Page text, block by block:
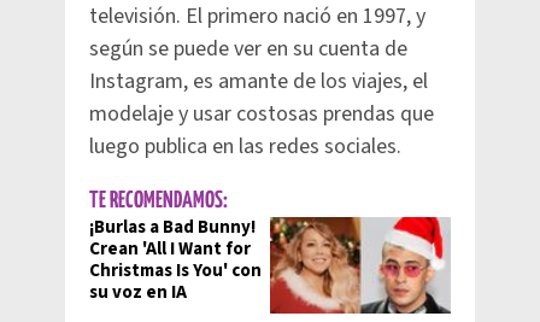
televisión. El primero nació en 1997, y
según se puede ver en su cuenta de
Instagram, es amante de los viajes, el
modelaje y usar costosas prendas que
luego publica en las redes sociales.
TE RECOMENDAMOS:
¡Burlas a Bad Bunny!
Crean 'All I Want for
Christmas Is You' con
su voz en IA